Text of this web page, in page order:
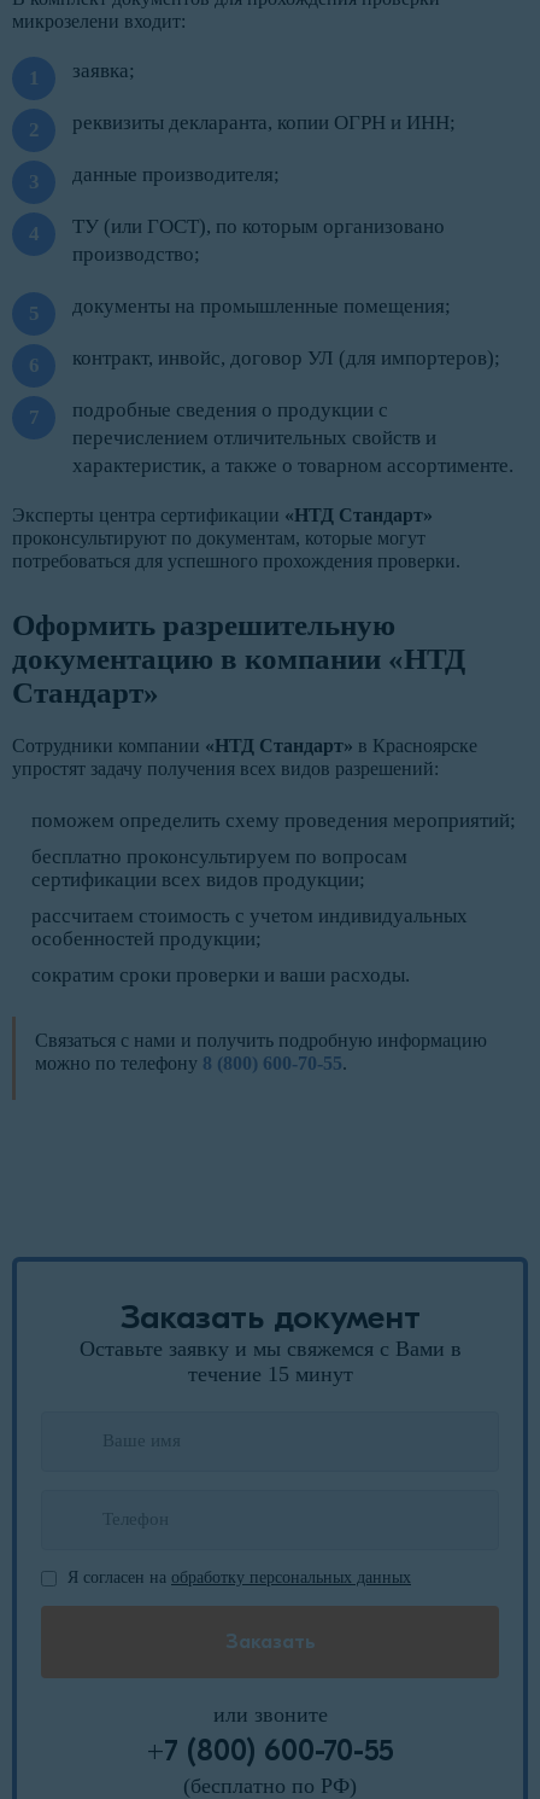
микрозелени входит:
заявка;
реквизиты декларанта, копии ОГРН и ИНН;
данные производителя;
ТУ (или ГОСТ), по которым организовано
производство;
документы на промышленные помещения;
контракт, инвойс, договор УЛ (для импортеров);
подробные сведения о продукции с
перечислением отличительных свойств и
характеристик, а также о товарном ассортименте.
Эксперты центра сертификации «НТД Стандарт»
проконсультируют по документам, которые могут
потребоваться для успешного прохождения проверки.
Оформить разрешительную
документацию в компании «НТД
Стандарт»
Сотрудники компании «НТД Стандарт» в Красноярске
упростят задачу получения всех видов разрешений:
поможем определить схему проведения мероприятий;
бесплатно проконсультируем по вопросам
сертификации всех видов продукции;
рассчитаем стоимость с учетом индивидуальных
особенностей продукции;
сократим сроки проверки и ваши расходы.
Связаться с нами и получить подробную информацию
можно по телефону 8 (800) 600-70-55.
Заказать документ
Оставьте заявку и мы свяжемся с Вами в
течение 15 минут
Я согласен на обработку персональных данных
или звоните
+7 (800) 600-70-55
(бесплатно по РФ)